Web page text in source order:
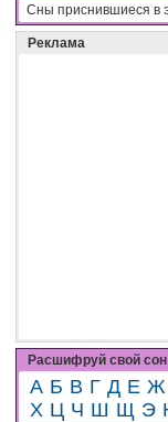
Сны приснившиеся в
Реклама
Расшифруй свой сон
А Б В Г Д Е Ж
Х Ц Ч Ш Щ Э